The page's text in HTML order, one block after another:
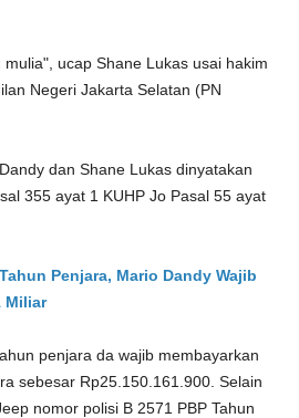
ucap Shane Lukas usai hakim
Negeri Jakarta Selatan (PN
dan Shane Lukas dinyatakan
355 ayat 1 KUHP Jo Pasal 55 ayat
Penjara, Mario Dandy Wajib
Miliar
penjara da wajib membayarkan
sebesar Rp25.150.161.900. Selain
nomor polisi B 2571 PBP Tahun